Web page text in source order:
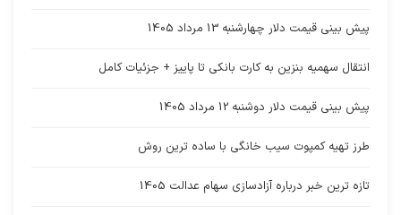
پیش بینی قیمت دلار چهارشنبه 13 مرداد 1405
انتقال سهمیه بنزین به کارت بانکی تا پاییز + جزئیات کامل
پیش بینی قیمت دلار دوشنبه 12 مرداد 1405
طرز تهیه کمپوت سیب خانگی با ساده ترین روش
تازه ترین خبر درباره آزادسازی سهام عدالت 1405